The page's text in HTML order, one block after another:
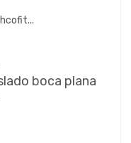
boca plana